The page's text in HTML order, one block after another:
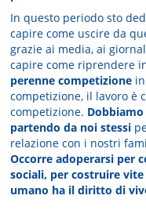
In questo periodo sto
capire come uscire da
grazie ai media, ai
capire come riprendere
perenne competizione
competizione, il lavoro è
competizione.
partendo da noi stessi
relazione con i nostri
Occorre adoperarsi per
sociali, per costruire
umano ha il diritto di